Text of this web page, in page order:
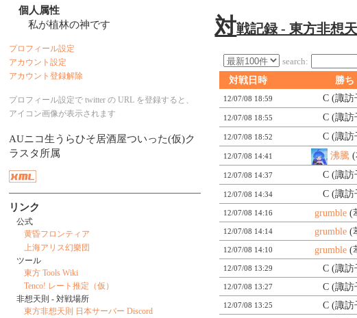
対戦記録 - 東方非想
search:
対戦日時
勝ち
12/07/08 18:59 C (諏訪
12/07/08 18:55 C (諏訪
12/07/08 18:52 C (諏訪
12/07/08 14:41 沸騰 (
12/07/08 14:37 C (諏訪
12/07/08 14:34 C (諏訪
12/07/08 14:16 grumble(
12/07/08 14:14 grumble(
12/07/08 14:10 grumble(
12/07/08 13:29 C (諏訪
12/07/08 13:27 C (諏訪
12/07/08 13:25 C (諏訪
個人属性
私が植林の神です
プロフィール設定
アカウント設定
アカウント登録解除
プロフィール設定で twitter の URL を登録すると、
アイコン画像が表示されます
AUニコ生うらひそ居酒屋ついった(仮)ク
ラスタ所属
リンク
公式
黄昏フロンティア
上海アリス幻樂団
ツール
東方 Tools Wiki
Tenco! レート推定（仮）
非想天則 - 対戦場所
東方非想天則 日本サーバー Discord